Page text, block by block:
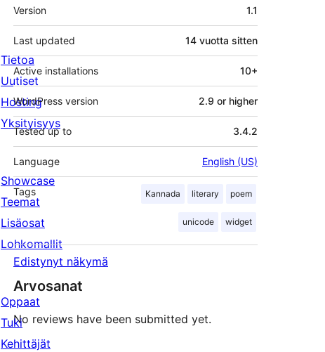
Metatiedot
Version 1.1
Last updated 14 vuotta sitten
Active installations 10+
WordPress version 2.9 or higher
Tested up to 3.4.2
Language English (US)
Tags Kannada literary poem
unicode widget
Edistynyt näkymä
Arvosanat
No reviews have been submitted yet.
Tietoa
Uutiset
Hosting
Yksityisyys
Showcase
Teemat
Lisäosat
Lohkomallit
Oppaat
Tuki
Kehittäjät